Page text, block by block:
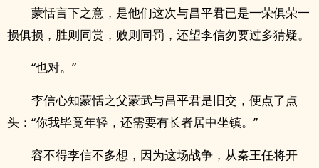
蒙恬言下之意，是他们这次与昌平君已是一荣俱荣一
损俱损，胜则同赏，败则同罚，还望李信勿要过多猜疑。
“也对。”
李信心知蒙恬之父蒙武与昌平君是旧交，便点了点
头：“你我毕竟年轻，还需要有长者居中坐镇。”
容不得李信不多想，因为这场战争，从秦王任将开